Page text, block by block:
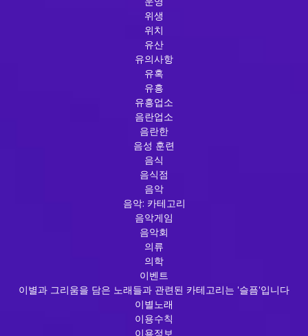
위생
위치
유산
유의사항
유혹
유흥
유흥업소
음란업소
음란한
음성 훈련
음식
음식점
음악
음악: 카테고리
음악게임
음악회
의류
의학
이벤트
이별과 그리움을 담은 노래들과 관련된 카테고리는 '슬픔'입니다
이별노래
이용수칙
이용정보